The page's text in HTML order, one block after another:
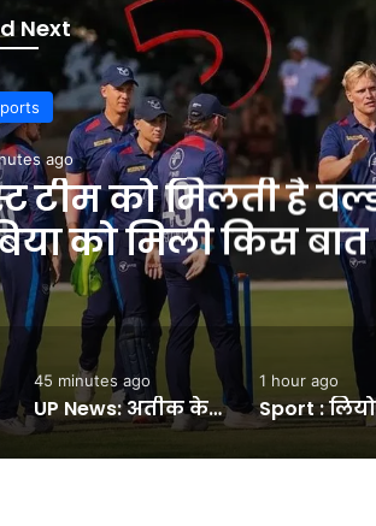
Next
ago
बिधूड़ी ने सुनीं लोगों
सरकार के
पहुंचीं- INA NEWS
1 hour ago
Sport : लियोनेल मेसी के पिता जॉर्ज मेसी का हुआ निधन, 68 साल की उम्र में ली आखिरी सांस, लंबे समय से थे बीमार #INA
1 hour ago